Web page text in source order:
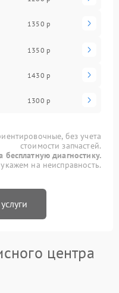
1350 р
1350 р
1430 р
1300 р
без учета
стоимости запчастей.
бесплатную диагностику.
на неисправность.
центра